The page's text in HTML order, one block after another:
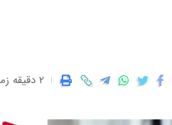
2 دقیقه زمان مطالعه